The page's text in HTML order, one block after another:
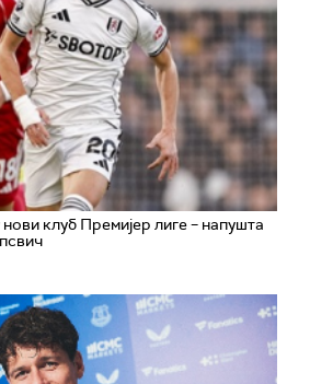
клуб Премијер лиге – напушта